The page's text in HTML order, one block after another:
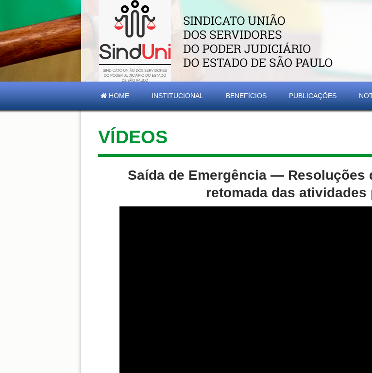
HOME INSTITUCIONAL BENEFÍCIOS PUBLICAÇÕES
VÍDEOS
Saída de Emergência — Resoluções
retomada das atividades